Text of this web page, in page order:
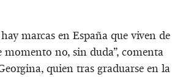
marcas en España que viven de
momento no, sin duda”, comenta
quien tras graduarse en la